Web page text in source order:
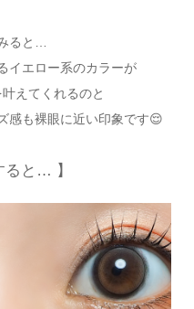
ると…
イエロー系のカラーが
えてくれるのと
感も裸眼に近い印象です😌
ると… 】